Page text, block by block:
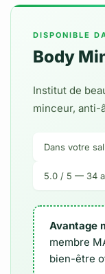
DISPONIBLE
Body
Institut de
minceur, anti-
Dans votre
5.0 / 5 — 34
Avantage
membre
bien-être